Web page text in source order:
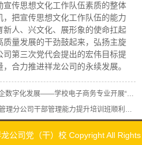
传思想文化工作队伍素质的整体
把宣传思想文化工作队伍的能力
人、兴文化、展形象的使命扛起
量发展的干劲鼓起来，弘扬主旋
第三次党代会提出的宏伟目标提
合力推进祥龙公司的永续发展。
发展——学校电子商务专业开展“双十一”生产型实践
分公司干部管理能力提升培训班顺利结业
公司党（干）校 Copyright All Rights